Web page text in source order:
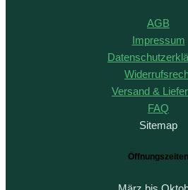
AGB
Impressum
Versand &
FAQ
Sitemap
Öffnungszeiten